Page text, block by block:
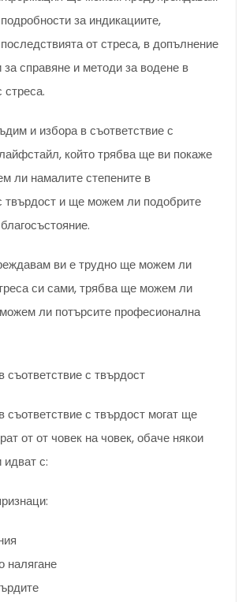
за индикациите,
от стреса, в допълнение
справяне и методи за водене в
стреса.
и избора в съответствие с
който трябва ще ви покаже
ли намалите степените в
твърдост и ще можем ли подобрите
ви е трудно ще можем ли
си сами, трябва ще можем ли
ли потърсите професионална
с твърдост
съответствие с твърдост могат ще
от от човек на човек, обаче някои
с:
налягане